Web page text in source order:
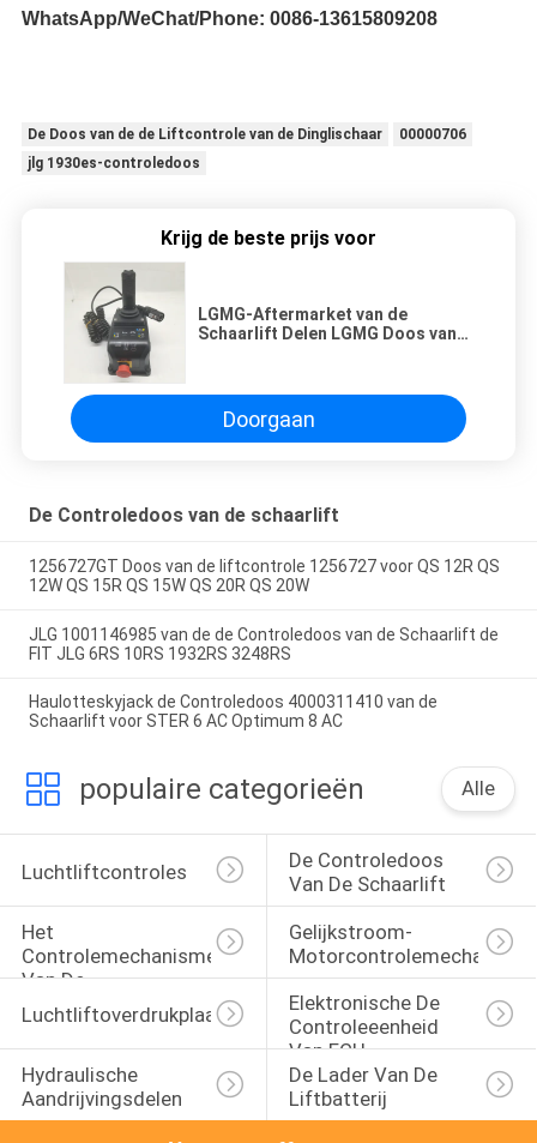
WhatsApp/WeChat/Phone: 0086-13615809208
De Doos van de de Liftcontrole van de Dinglischaar
00000706
jlg 1930es-controledoos
Krijg de beste prijs voor
LGMG-Aftermarket van de
Schaarlift Delen LGMG Doos van
Doorgaan
De Controledoos van de schaarlift
1256727GT Doos van de liftcontrole 1256727 voor QS 12R QS
12W QS 15R QS 15W QS 20R QS 20W
JLG 1001146985 van de de Controledoos van de Schaarlift de
FIT JLG 6RS 10RS 1932RS 3248RS
Haulotteskyjack de Controledoos 4000311410 van de
Schaarlift voor STER 6 AC Optimum 8 AC
populaire categorieën Alle
Luchtliftcontroles
De Controledoos
Van De Schaarlift
Het
Controlemechanisme
Van De
Asbedieningshendel
Gelijkstroom-
Motorcontrolemechanisme
Luchtliftoverdrukplaatje
Elektronische De
Controleeenheid
Van ECU
Hydraulische
Aandrijvingsdelen
De Lader Van De
Liftbatterij